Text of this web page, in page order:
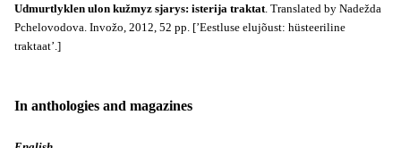
Udmurtlyklen ulon kužmyz sjarys: isterija traktat. Translated by Nadežda
Pchelovodova. Invožo, 2012, 52 pp. [’Eestluse elujõust: hüsteeriline
traktaat’.]
In anthologies and magazines